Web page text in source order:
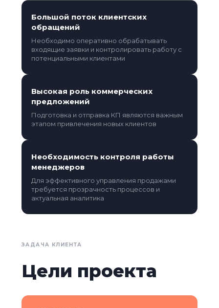
Большой поток клиентских
обращений
Необходимо оперативно обрабатывать
входящие заявки и контролировать работу с
потенциальными клиентами
Высокая роль коммерческих
предложений
Подготовка и отправка КП являются важным
этапом привлечения новых клиентов
Необходимость контроля работы
менеджеров
Для эффективного управления продажами
требуется прозрачность процессов и
актуальная аналитика
ЗАДАЧА КЛИЕНТА
Цели проекта